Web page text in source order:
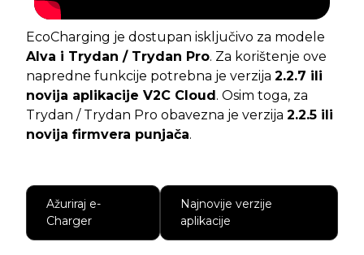
EcoCharging je dostupan isključivo za modele
Alva i Trydan / Trydan Pro. Za korištenje ove
napredne funkcije potrebna je verzija 2.2.7 ili
novija aplikacije V2C Cloud. Osim toga, za
Trydan / Trydan Pro obavezna je verzija 2.2.5 ili
novija firmvera punjača.
Ažuriraj e-
Charger
Najnovije verzije
aplikacije